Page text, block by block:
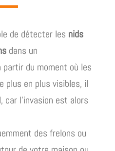
de détecter les nids
dans un
partir du moment où les
plus en plus visibles, il
l’invasion est alors
des frelons ou